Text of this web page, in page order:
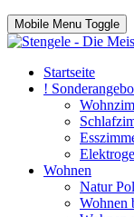
Mobile Menu Toggle
Startseite
!
Wohnen
Natur
Wohnen